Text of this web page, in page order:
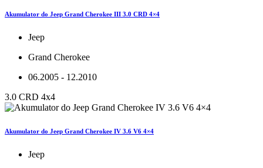
Akumulator do Jeep Grand Cherokee III 3.0 CRD 4×4
Jeep
Grand Cherokee
06.2005 - 12.2010
3.0 CRD 4x4
Akumulator do Jeep Grand Cherokee IV 3.6 V6 4×4
Jeep